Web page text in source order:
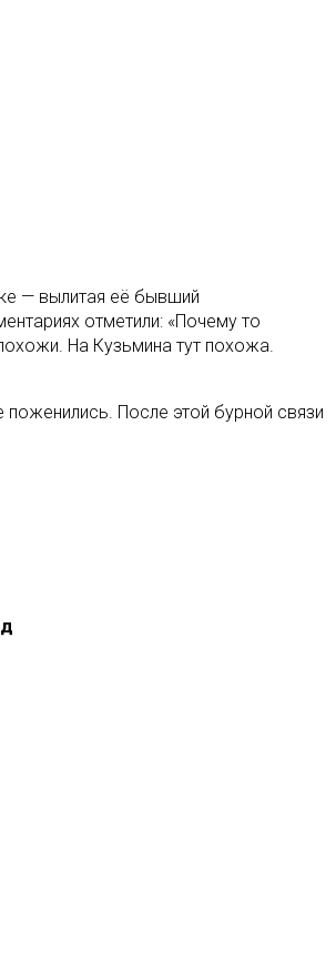
— вылитая её бывший
отметили: «Почему то
На Кузьмина тут похожа.
После этой бурной связи